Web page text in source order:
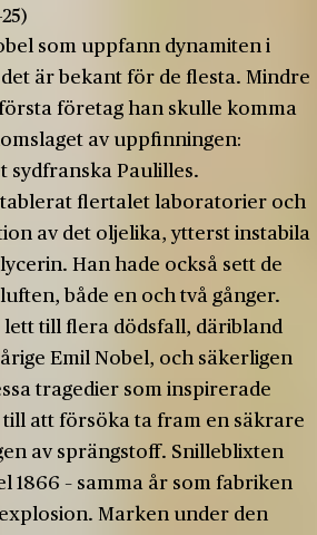
som uppfann dynamiten i
är bekant för de flesta. Mindre
företag han skulle komma
av uppfinningen:
sydfranska Paulilles.
flertalet laboratorier och
av det oljelika, ytterst instabila
Han hade också sett de
både en och två gånger.
till flera dödsfall, däribland
Emil Nobel, och säkerligen
tragedier som inspirerade
att försöka ta fram en säkrare
av sprängstoff. Snilleblixten
1866 – samma år som fabriken
Marken under den